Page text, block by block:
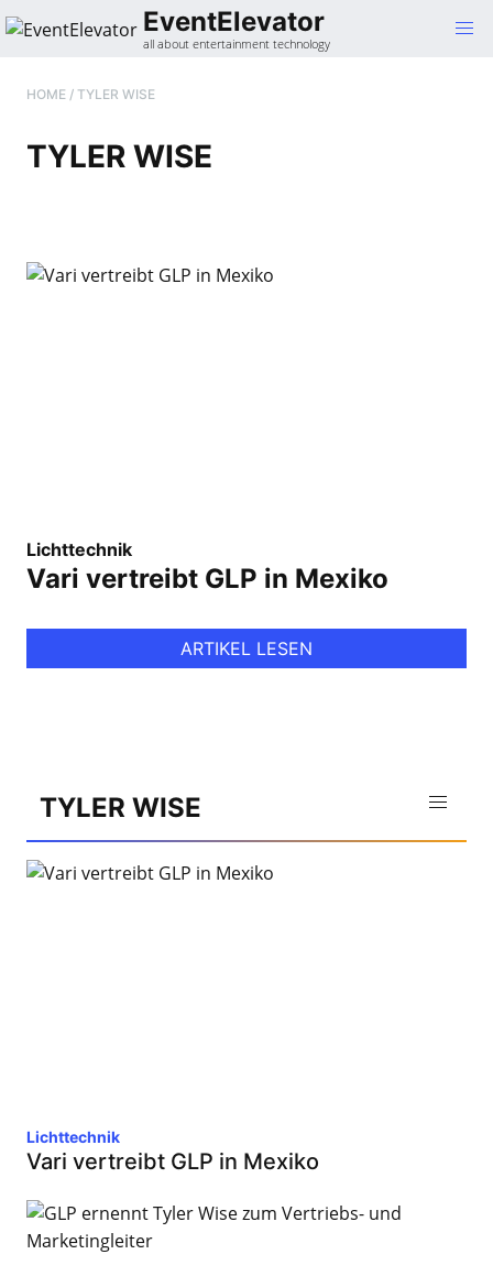
Gehe
zum
EventElevator
all about entertainment technology
HOME / TYLER WISE
TYLER WISE
Lichttechnik
Vari vertreibt GLP in Mexiko
ARTIKEL LESEN
TYLER WISE
Lichttechnik
Vari vertreibt GLP in Mexiko